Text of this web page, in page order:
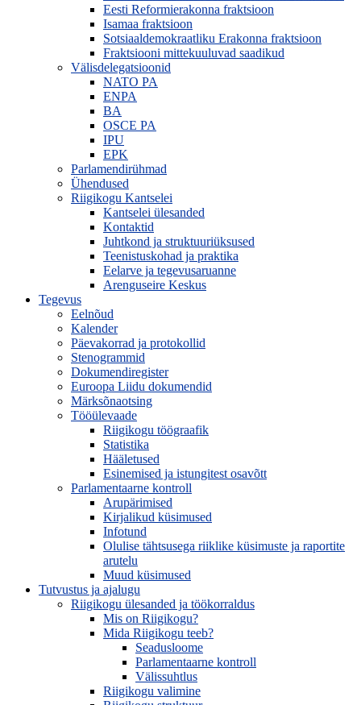
Eesti Reformierakonna fraktsioon
Isamaa fraktsioon
Sotsiaaldemokraatliku Erakonna fraktsioon
Fraktsiooni mittekuuluvad saadikud
Välisdelegatsioonid
NATO PA
ENPA
BA
OSCE PA
IPU
EPK
Parlamendirühmad
Ühendused
Riigikogu Kantselei
Kantselei ülesanded
Kontaktid
Juhtkond ja struktuuriüksused
Teenistuskohad ja praktika
Eelarve ja tegevusaruanne
Arenguseire Keskus
Tegevus
Eelnõud
Kalender
Päevakorrad ja protokollid
Stenogrammid
Dokumendiregister
Euroopa Liidu dokumendid
Märksõnaotsing
Tööülevaade
Riigikogu töögraafik
Statistika
Hääletused
Esinemised ja istungitest osavõtt
Parlamentaarne kontroll
Arupärimised
Kirjalikud küsimused
Infotund
Olulise tähtsusega riiklike küsimuste ja raportite
arutelu
Muud küsimused
Tutvustus ja ajalugu
Riigikogu ülesanded ja töökorraldus
Mis on Riigikogu?
Mida Riigikogu teeb?
Seadusloome
Parlamentaarne kontroll
Välissuhtlus
Riigikogu valimine